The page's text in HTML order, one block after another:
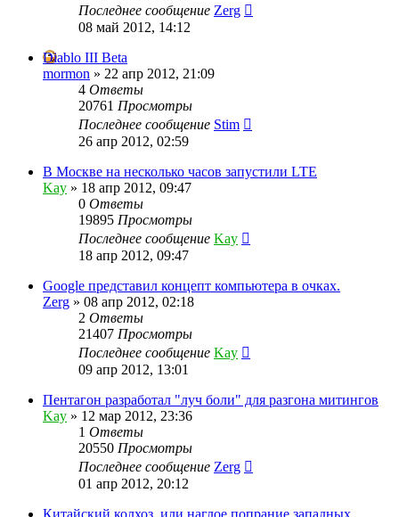
Последнее сообщение Zerg
08 май 2012, 14:12
Diablo III Beta
mormon » 22 апр 2012, 21:09
4 Ответы
20761 Просмотры
Последнее сообщение Stim
26 апр 2012, 02:59
В Москве на несколько часов запустили LTE
Kay » 18 апр 2012, 09:47
0 Ответы
19895 Просмотры
Последнее сообщение Kay
18 апр 2012, 09:47
Google представил концепт компьютера в очках.
Zerg » 08 апр 2012, 02:18
2 Ответы
21407 Просмотры
Последнее сообщение Kay
09 апр 2012, 13:01
Пентагон разработал "луч боли" для разгона митингов
Kay » 12 мар 2012, 23:36
1 Ответы
20550 Просмотры
Последнее сообщение Zerg
01 апр 2012, 20:12
Китайский колхоз, или наглое попрание западных